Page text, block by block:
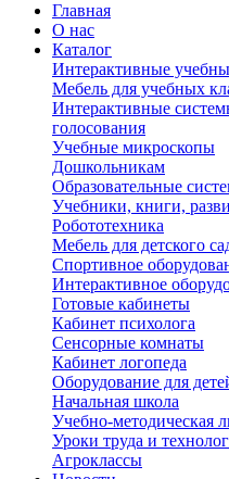
Главная
О нас
Каталог
Интерактивные
Мебель для учебных
Интерактивные
голосования
Учебные микроскопы
Дошкольникам
Образовательные
Учебники, книги,
Робототехника
Мебель для детского
Спортивное
Интерактивное
Готовые кабинеты
Кабинет психолога
Сенсорные комнаты
Кабинет логопеда
Оборудование для
Начальная школа
Учебно-методическая
Уроки труда и
Агроклассы